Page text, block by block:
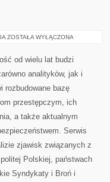
BROŃ
ZOSTAŁA WYŁĄCZONA
od wielu lat budzi
analityków, jak i
rozbudowane bazę
przestępczym, ich
a także aktualnym
Serwis
zjawisk związanych z
Polskiej, państwach
Syndykaty i Broń i